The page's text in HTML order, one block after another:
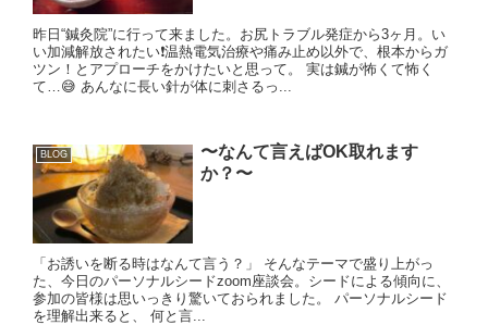
昨日“鍼灸院”に行って来ました。お尻トラブル発症から3ヶ月。い
い加減解放されたい❗️温熱電気治療や痛み止め以外で、根本からガ
ツン！とアプローチをかけたいと思って。 実は鍼が怖くて怖く
て…😅 あんなに長い針が体に刺さるっ...
BLOG
〜なんて言えばOK取れます
か？〜
「お誘いを断る時はなんて言う？」 そんなテーマで盛り上がっ
た、今日のパーソナルシードzoom座談会。シードによる傾向に、
参加の皆様は思いっきり驚いておられました。 パーソナルシード
を理解出来ると、 何と言...